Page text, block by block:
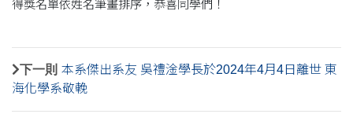
得獎名單依姓名筆畫排序，恭喜同學們！
下一則 本系傑出系友 吳禮淦學長於2024年4月4日離世 東
海化學系敬輓